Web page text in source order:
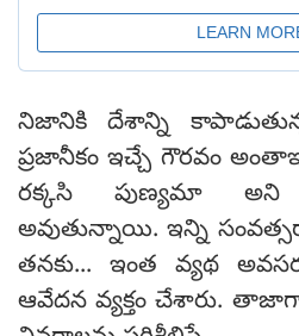
నిజానికి దేశాన్ని
ప్రజానీకం ఇచ్చే గౌరవం
రక్కసి పుణ్యమా అని
అవుతున్నాయి. ఇన్ని
తనకు... ఇంత వ్యథ
ఆవేదన వ్యక్తం చేశారు.